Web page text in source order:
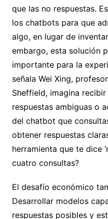
que las no respuestas.
los chatbots para que
algo, en lugar de
embargo, esta solución
importante para la
señala Wei Xing,
Sheffield, imagina
respuestas ambiguas o
del chatbot que
obtener respuestas
herramienta que te dice
cuatro consultas?
El desafío económico
Desarrollar modelos
respuestas posibles y